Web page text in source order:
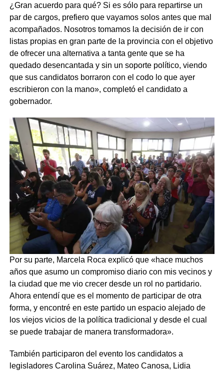
¿Gran acuerdo para qué? Si es sólo para repartirse un
par de cargos, prefiero que vayamos solos antes que mal
acompañados. Nosotros tomamos la decisión de ir con
listas propias en gran parte de la provincia con el objetivo
de ofrecer una alternativa a tanta gente que se ha
quedado desencantada y sin un soporte político, viendo
que sus candidatos borraron con el codo lo que ayer
escribieron con la mano», completó el candidato a
gobernador.
Por su parte, Marcela Roca explicó que «hace muchos
años que asumo un compromiso diario con mis vecinos y
la ciudad que me vio crecer desde un rol no partidario.
Ahora entendí que es el momento de participar de otra
forma, y encontré en este partido un espacio alejado de
los viejos vicios de la política tradicional y desde el cual
se puede trabajar de manera transformadora».
También participaron del evento los candidatos a
legisladores Carolina Suárez, Mateo Canosa, Lidia